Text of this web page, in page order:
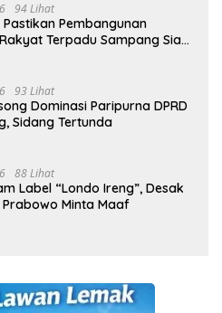
94 Lihat
Pembangunan
Terpadu Sampang Siap
93 Lihat
Dominasi Paripurna DPRD
Sidang Tertunda
88 Lihat
Label “Londo Ireng”, Desak
Prabowo Minta Maaf